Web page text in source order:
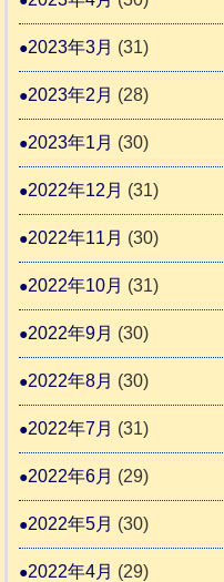
2023年3月 (31)
2023年2月 (28)
2023年1月 (30)
2022年12月 (31)
2022年11月 (30)
2022年10月 (31)
2022年9月 (30)
2022年8月 (30)
2022年7月 (31)
2022年6月 (29)
2022年5月 (30)
2022年4月 (29)